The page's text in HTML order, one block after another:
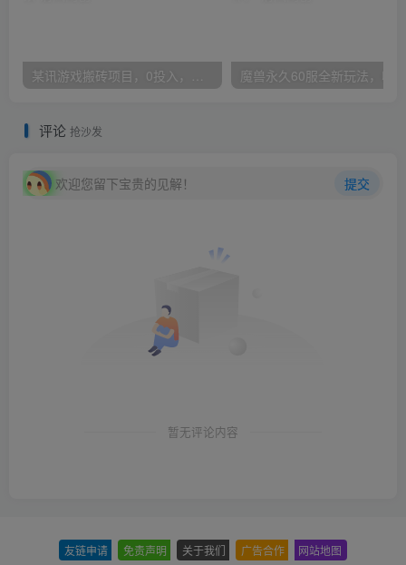
某讯游戏搬砖项目，0投入，可以挂机，轻松上手,月入3000+上不封顶
评论 抢沙发
欢迎您留下宝贵的见解！ 提交
暂无评论内容
友链申请 免责声明 关于我们 广告合作 网站地图